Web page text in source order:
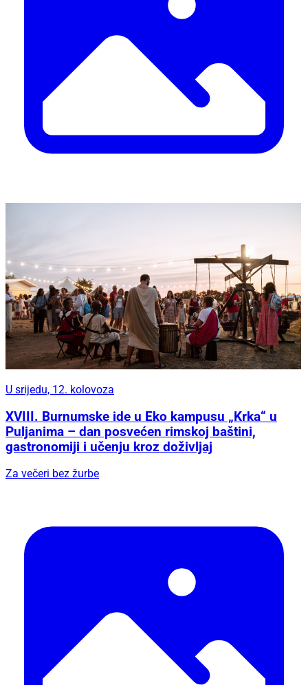
U srijedu, 12. kolovoza
XVIII. Burnumske ide u Eko kampusu „Krka“ u
Puljanima – dan posvećen rimskoj baštini,
gastronomiji i učenju kroz doživljaj
Za večeri bez žurbe